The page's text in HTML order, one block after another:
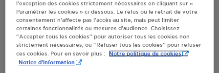
GARAGE GUINET VALRAS PLAGE
14 BIS BD DU COMMANDANT L'HERMINIER
34350
VALRAS PLAGE
S'Y RENDRE
l’exception des cookies strictement nécessaires en cliquant sur «
Paramétrer les cookies » ci-dessous. Le refus ou le retrait de votre
consentement n’affecte pas l’accès au site, mais peut limiter
certaines fonctionnalités ou mesures d’audience. Choisissez
“Accepter tous les cookies” pour autoriser tous les cookies non
strictement nécessaires, ou “Refuser tous les cookies” pour refuser
ces cookies. Pour en savoir plus :
Notre politique de cookies
Notice d'information